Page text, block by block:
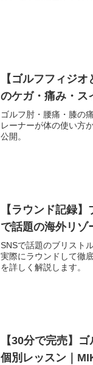
【ゴルフフィジ
のケガ・痛み・ス
ゴルフ肘・腰痛・膝の
レーナーが体の使い方
公開。
【ラウンド記録
で話題の海外リゾ
SNSで話題のブリスト
実際にラウンドして徹
を詳しく解説します。
【30分で完売】
個別レッスン｜